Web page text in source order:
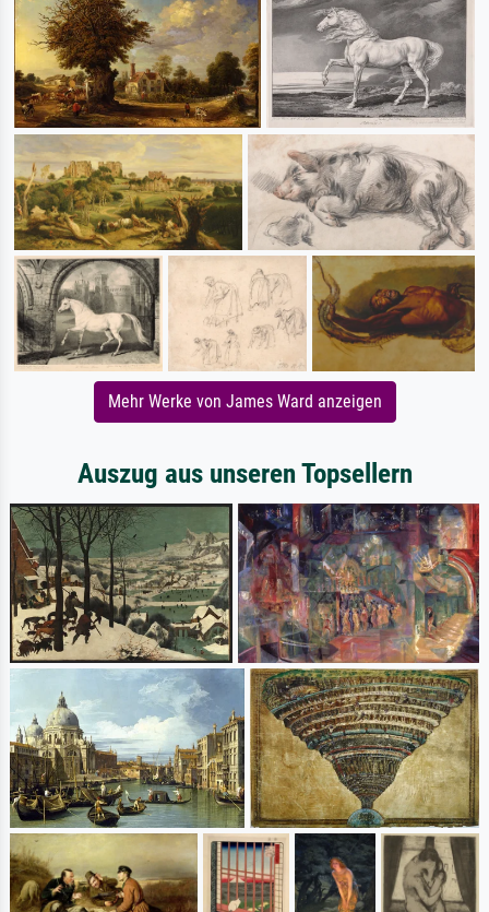
Mehr Werke von James Ward anzeigen
Auszug aus unseren Topsellern